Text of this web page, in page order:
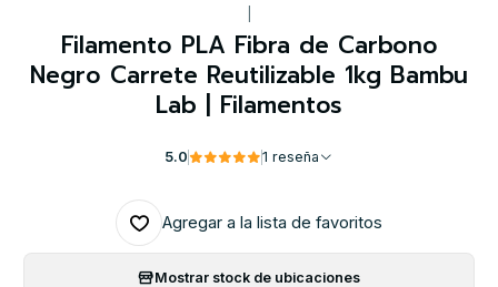
Filamento PLA Fibra de Carbono
Negro Carrete Reutilizable 1kg Bambu
Lab | Filamentos
5.0 1 reseña
Agregar a la lista de favoritos
Mostrar stock de ubicaciones